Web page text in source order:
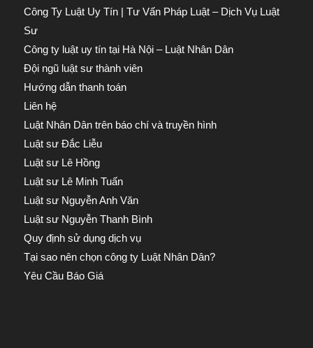
Công Ty Luật Uy Tín | Tư Vấn Pháp Luật – Dịch Vụ Luật
Sư
Công ty luật uy tín tại Hà Nội – Luật Nhân Dân
Đội ngũ luật sư thành viên
Hướng dẫn thanh toán
Liên hệ
Luật Nhân Dân trên báo chí và truyền hình
Luật sư Đắc Liễu
Luật sư Lê Hồng
Luật sư Lê Minh Tuấn
Luật sư Nguyễn Anh Văn
Luật sư Nguyễn Thanh Bình
Quy định sử dụng dịch vụ
Tại sao nên chọn công ty Luật Nhân Dân?
Yêu Cầu Báo Giá